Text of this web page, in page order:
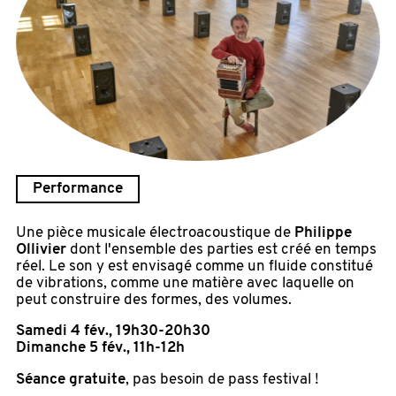
Performance
Une pièce musicale électroacoustique de Philippe
Ollivier dont l'ensemble des parties est créé en temps
réel. Le son y est envisagé comme un fluide constitué
de vibrations, comme une matière avec laquelle on
peut construire des formes, des volumes.
Samedi 4 fév., 19h30-20h30
Dimanche 5 fév., 11h-12h
Séance gratuite, pas besoin de pass festival !